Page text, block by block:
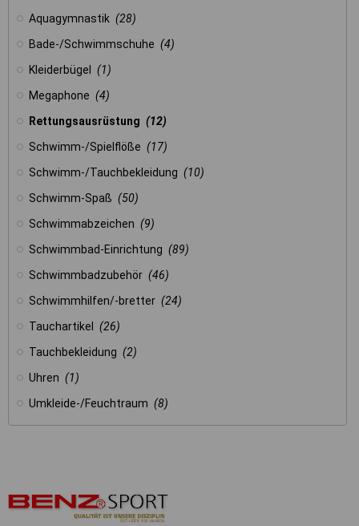
Aquagymnastik (28)
Bade-/Schwimmschuhe (4)
Kleiderbügel
(1)
Megaphone (4)
Rettungsausrüstung (12)
Schwimm-/Spielflöße (17)
Schwimm-/Tauchbekleidung (10)
Schwimm-Spaß (50)
Schwimmabzeichen (9)
Schwimmbad-Einrichtung (89)
Schwimmbadzubehör (46)
Schwimmhilfen/-bretter (24)
Tauchartikel
(26)
Tauchbekleidung (2)
Uhren (1)
Umkleide-/Feuchtraum (8)